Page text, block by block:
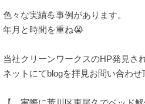
色々な実績💪事例があります。
年月と時間を重ね😭
当社クリーンワークスのHP発見さ
ネットにてblogを拝見お問い合わせ